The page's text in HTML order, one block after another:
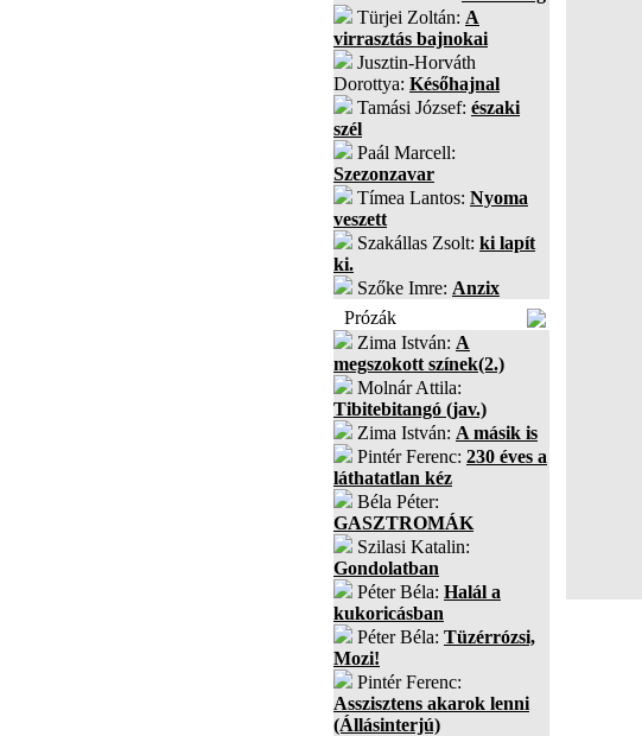
Türjei Zoltán: A
virrasztás bajnokai
Jusztin-Horváth
Dorottya: Későhajnal
Tamási József: északi
szél
Paál Marcell:
Szezonzavar
Tímea Lantos: Nyoma
veszett
Szakállas Zsolt: ki lapít
ki.
Szőke Imre: Anzix
Prózák
Zima István: A
megszokott színek(2.)
Molnár Attila:
Tibitebitangó (jav.)
Zima István: A másik is
Pintér Ferenc: 230 éves a
láthatatlan kéz
Béla Péter:
GASZTROMÁK
Szilasi Katalin:
Gondolatban
Péter Béla: Halál a
kukoricásban
Péter Béla: Tüzérrózsi,
Mozi!
Pintér Ferenc:
Asszisztens akarok lenni
(Állásinterjú)